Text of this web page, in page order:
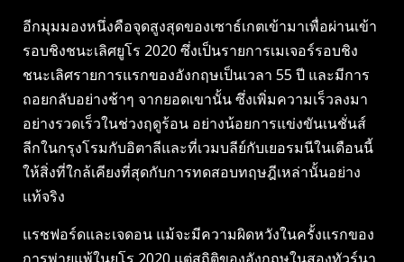
อีกมุมมองหนึ่งคือจุดสูงสุดของเซาธ์เกตเข้ามาเพื่อผ่านเข้า
รอบชิงชนะเลิศยูโร 2020 ซึ่งเป็นรายการเมเจอร์รอบชิง
ชนะเลิศรายการแรกของอังกฤษเป็นเวลา 55 ปี และมีการ
ถอยกลับอย่างช้าๆ จากยอดเขานั้น ซึ่งเพิ่มความเร็วลงมา
อย่างรวดเร็วในช่วงฤดูร้อน อย่างน้อยการแข่งขันเนชั่นส์
ลีกในกรุงโรมกับอิตาลีและที่เวมบลีย์กับเยอรมนีในเดือนนี้
ให้สิ่งที่ใกล้เคียงที่สุดกับการทดสอบทฤษฎีเหล่านั้นอย่าง
แท้จริง
แรชฟอร์ดและเจดอน แม้จะมีความผิดหวังในครั้งแรกของ